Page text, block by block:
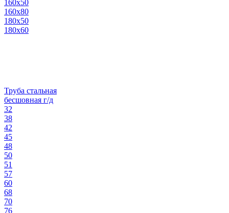
160х50
160х80
180х50
180х60
Труба стальная
бесшовная г/д
32
38
42
45
48
50
51
57
60
68
70
76